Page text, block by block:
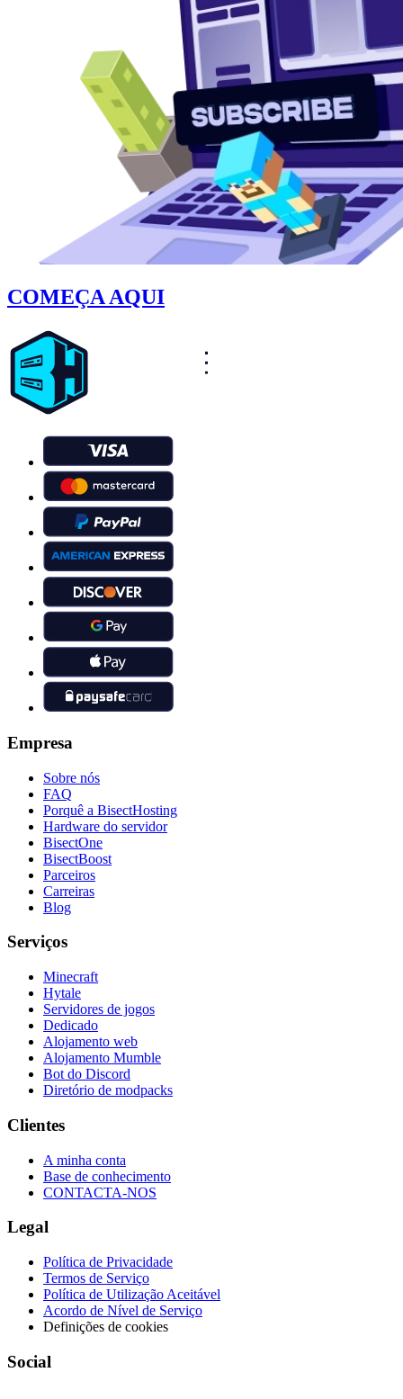
COMEÇA AQUI
Empresa
Sobre nós
FAQ
Porquê a BisectHosting
Hardware do servidor
BisectOne
BisectBoost
Parceiros
Carreiras
Blog
Serviços
Minecraft
Hytale
Servidores de jogos
Dedicado
Alojamento web
Alojamento Mumble
Bot do Discord
Diretório de modpacks
Clientes
A minha conta
Base de conhecimento
CONTACTA-NOS
Legal
Política de Privacidade
Termos de Serviço
Política de Utilização Aceitável
Acordo de Nível de Serviço
Definições de cookies
Social